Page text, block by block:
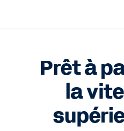
Prêt à
la